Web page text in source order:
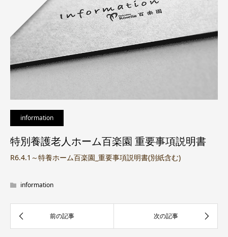
information
特別養護老人ホーム百楽園 重要事項説明書
R6.4.1～特養ホーム百楽園_重要事項説明書(別紙含む)
information